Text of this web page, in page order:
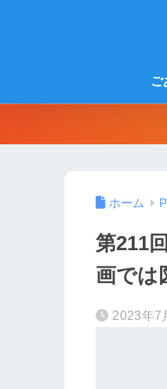
ご
ホーム
第211
画では
2023年7